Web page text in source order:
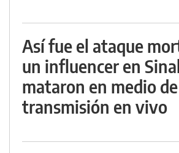
Así fue el ataque
un influencer en
mataron en medio
transmisión en vivo